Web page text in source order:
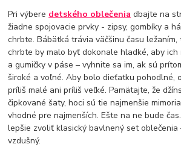
Pri výbere detského oblečenia dbajte na
žiadne spojovacie prvky - zipsy, gombíky a
chrbte. Bábätká trávia väčšinu času ležaním,
chrbte by malo byť dokonale hladké, aby ich
a gumičky v páse – vyhnite sa im, ak sú
široké a voľné. Aby bolo dieťatku pohodlné,
príliš malé ani príliš veľké. Pamätajte, že
čipkované šaty, hoci sú tie najmenšie
vhodné pre najmenších. Ešte na ne bude
lepšie zvoliť klasický bavlnený set oblečenia
vzdušný.